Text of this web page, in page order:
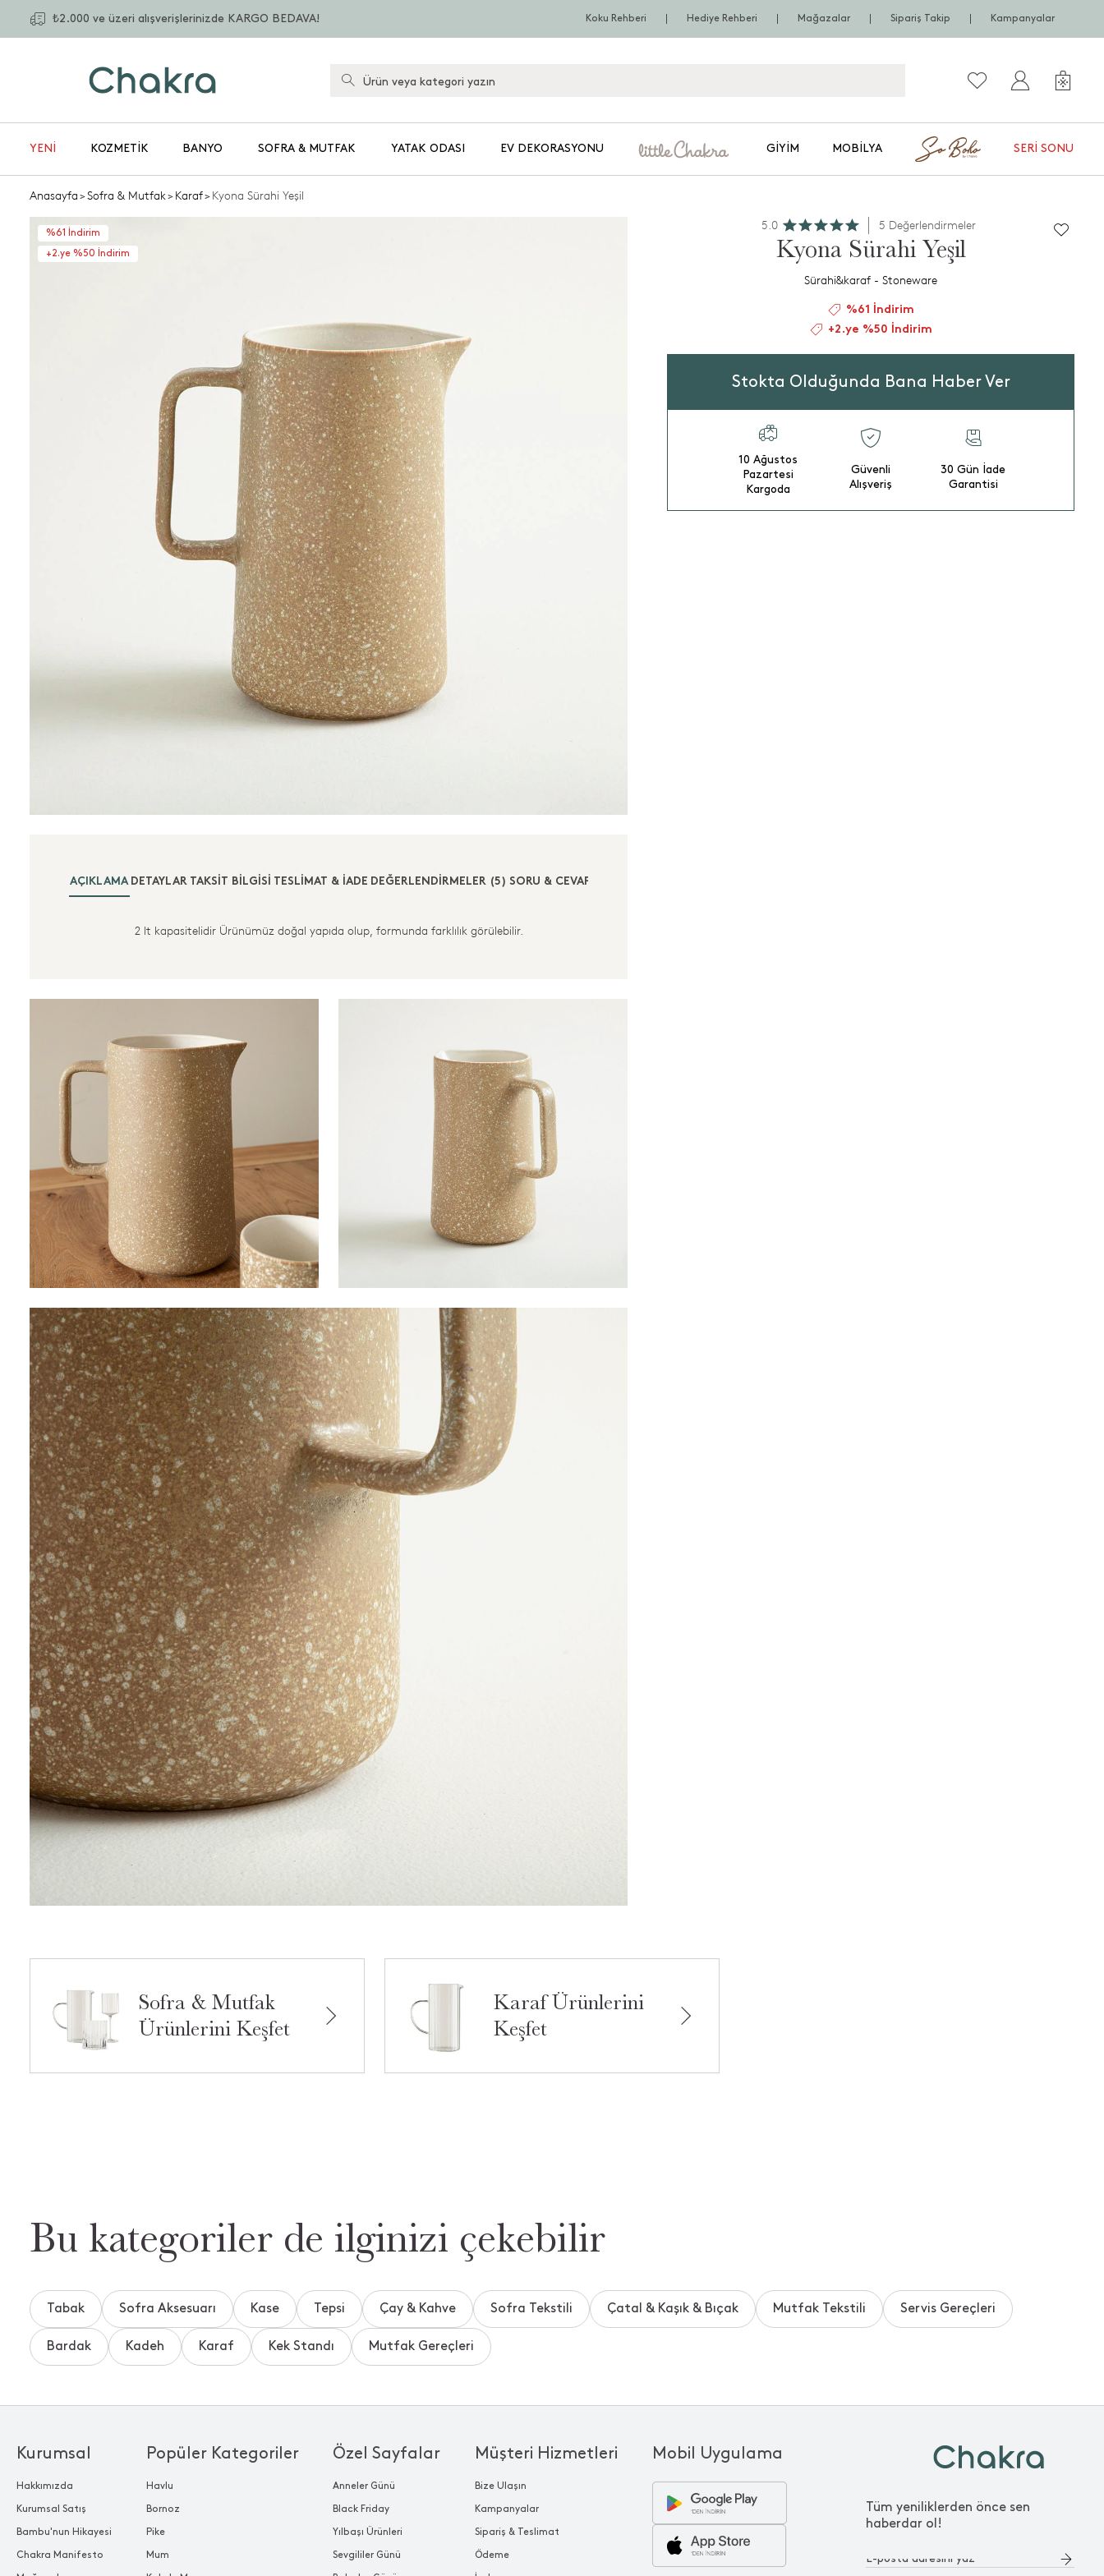
₺2.000 ve üzeri alışverişlerinizde KARGO BEDAVA! Koku Rehberi Hediye Rehberi Mağazalar Sipariş Takip Kampanyalar
YENİ KOZMETIK BANYO SOFRA & MUTFAK YATAK ODASI EV DEKORASYONU GIYIM MOBILYA SERI SONU
Anasayfa>Sofra & Mutfak>Karaf>Kyona Sürahi Yeşil
%61 İndirim
+2.ye %50 İndirim
AÇIKLAMA DETAYLAR TAKSIT BILGISI TESLIMAT & İADE DEĞERLENDİRMELER (5) SORU & CEVAP (4)
2 lt kapasitelidir Ürünümüz doğal yapıda olup, formunda farklılık görülebilir.
5.0 5 Değerlendirmeler
Kyona Sürahi Yeşil
Sürahi&karaf - Stoneware
%61 İndirim
+2.ye %50 İndirim
Stokta Olduğunda Bana Haber Ver
10 Ağustos
Pazartesi
Kargoda
Güvenli
Alışveriş
30 Gün İade
Garantisi
Sofra & Mutfak
Ürünlerini Keşfet
Karaf Ürünlerini
Keşfet
Bu kategoriler de ilginizi çekebilir
Tabak Sofra Aksesuarı Kase Tepsi Çay & Kahve Sofra Tekstili Çatal & Kaşık & Bıçak Mutfak Tekstili Servis Gereçleri
Bardak Kadeh Karaf Kek Standı Mutfak Gereçleri
Tüm yeniliklerden önce sen
haberdar ol!
Popüler Kategoriler
Havlu
Bornoz
Pike
Mum
Özel Sayfalar
Anneler Günü
Black Friday
Yılbaşı Ürünleri
Sevgililer Günü
Kurumsal
Hakkımızda
Kurumsal Satış
Bambu'nun Hikayesi
Chakra Manifesto
Müşteri Hizmetleri
Bize Ulaşın
Kampanyalar
Sipariş & Teslimat
Ödeme
Mobil Uygulama